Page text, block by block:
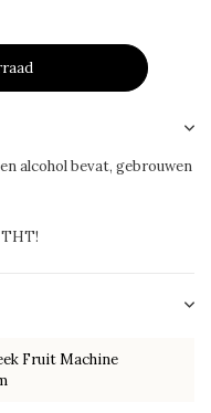
alcohol bevat, gebrouwen
THT!
Fruit Machine